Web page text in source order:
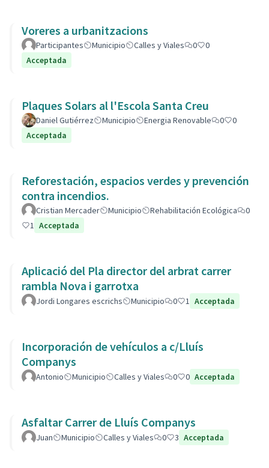
Voreres a urbanitzacions
Participantes Municipio Calles y Viales 0
0
Acceptada
Plaques Solars al l'Escola Santa Creu
Daniel Gutiérrez Municipio Energia Renovable 0
0
Acceptada
Reforestación, espacios verdes y prevención
contra incendios.
Cristian Mercader Municipio Rehabilitación Ecológica
0
1 Acceptada
Aplicació del Pla director del arbrat carrer
rambla Nova i garrotxa
Jordi Longares escrichs Municipio 0 1 Acceptada
Incorporación de vehículos a c/Lluís
Companys
Antonio Municipio Calles y Viales 0 0 Acceptada
Asfaltar Carrer de Lluís Companys
Juan Municipio Calles y Viales 0 3 Acceptada